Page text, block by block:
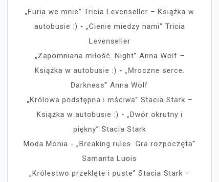
„Furia we mnie” Tricia Levenseller – Książka w
autobusie :) - „Cienie miedzy nami” Tricia
Levenseller
„Zapomniana miłość. Night” Anna Wolf –
Książka w autobusie :) - „Mroczne serce.
Darkness” Anna Wolf
„Królowa podstępna i mściwa” Stacia Stark –
Książka w autobusie :) - „Dwór okrutny i
piękny” Stacia Stark
Moda Monia - „Breaking rules. Gra rozpoczęta”
Samanta Luois
„Królestwo przeklęte i puste” Stacia Stark –